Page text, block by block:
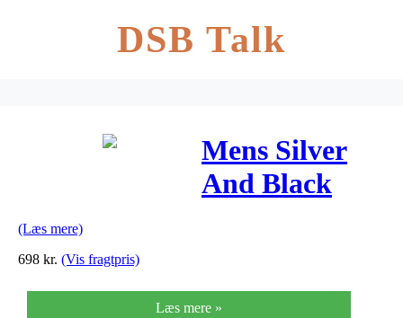
DSB Talk
Mens Silver
And Black
1S5I
(Læs mere)
698 kr. (Vis fragtpris)
Læs mere »